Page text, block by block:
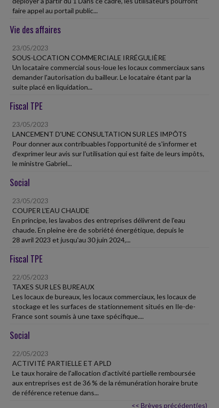
faire appel au portail public...
Vie des affaires
23/05/2023
SOUS-LOCATION COMMERCIALE IRRÉGULIÈRE
Un locataire commercial sous-loue les locaux commerciaux sans
demander l'autorisation du bailleur. Le locataire étant par la
suite placé en liquidation...
Fiscal TPE
23/05/2023
LANCEMENT D'UNE CONSULTATION SUR LES IMPÔTS
Pour donner aux contribuables l'opportunité de s'informer et
d'exprimer leur avis sur l'utilisation qui est faite de leurs impôts,
le ministre Gabriel...
Social
23/05/2023
COUPER L'EAU CHAUDE
En principe, les lavabos des entreprises délivrent de l'eau
chaude. En pleine ère de sobriété énergétique, depuis le
28 avril 2023 et jusqu'au 30 juin 2024,...
Fiscal TPE
22/05/2023
TAXES SUR LES BUREAUX
Les locaux de bureaux, les locaux commerciaux, les locaux de
stockage et les surfaces de stationnement situés en Ile-de-
France sont soumis à une taxe spécifique....
Social
22/05/2023
ACTIVITÉ PARTIELLE ET APLD
Le taux horaire de l'allocation d'activité partielle remboursée
aux entreprises est de 36 % de la rémunération horaire brute
de référence retenue dans...
<< Brèves précédent(es)